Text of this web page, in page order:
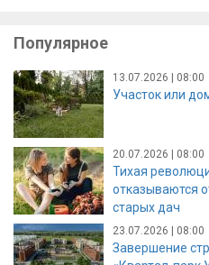
Популярное
13.07.2026 | 08:00
Участок или
20.07.2026 | 08:00
Тихая
отказываются
старых дач
23.07.2026 | 08:00
Завершение